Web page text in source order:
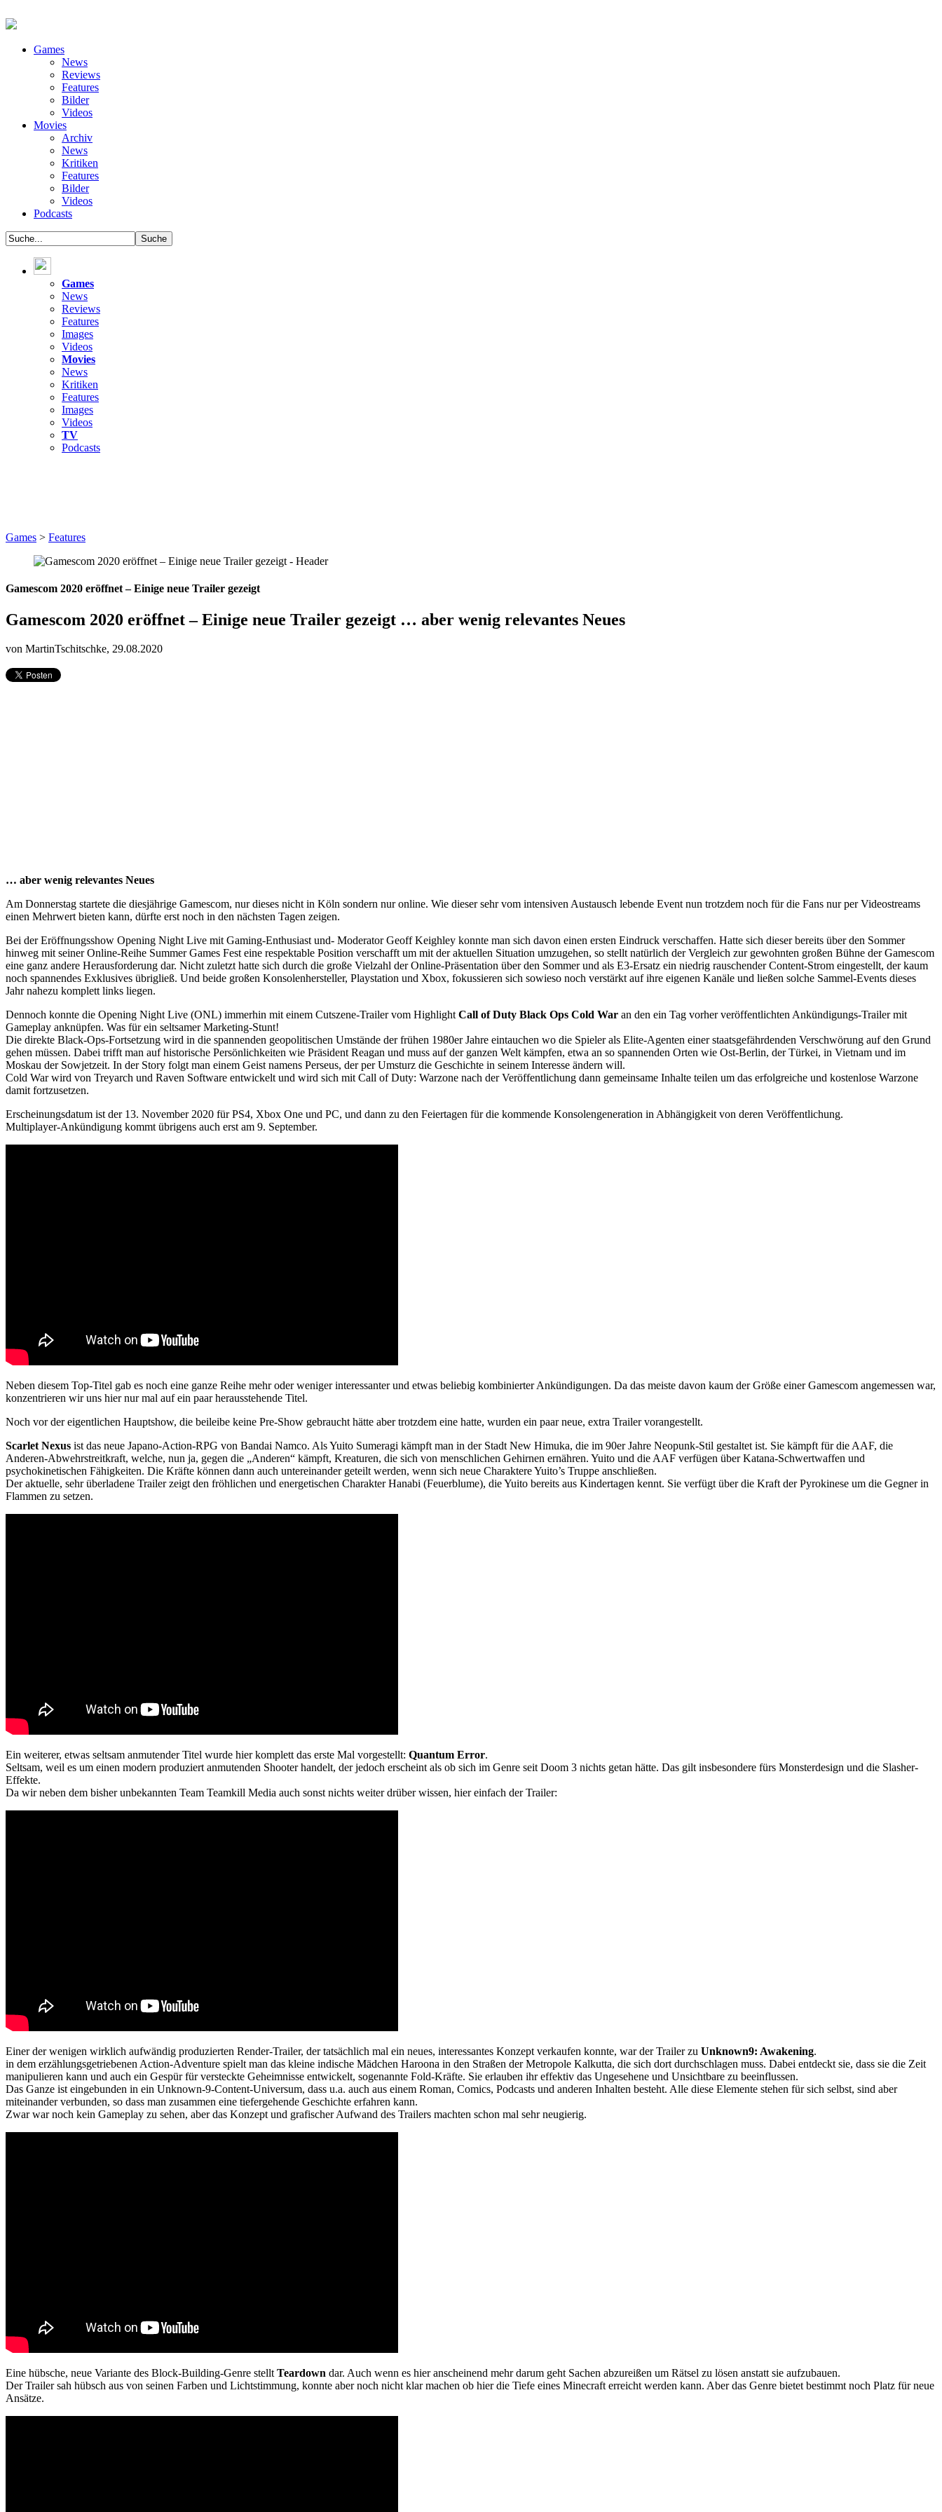
Games
News
Reviews
Features
Bilder
Videos
Movies
Archiv
News
Kritiken
Features
Bilder
Videos
Podcasts
Games
News
Reviews
Features
Images
Videos
Movies
News
Kritiken
Features
Images
Videos
TV
Podcasts
Games > Features
Gamescom 2020 eröffnet – Einige neue Trailer gezeigt
Gamescom 2020 eröffnet – Einige neue Trailer gezeigt … aber wenig relevantes Neues
von MartinTschitschke, 29.08.2020
… aber wenig relevantes Neues
Am Donnerstag startete die diesjährige Gamescom, nur dieses nicht in Köln sondern nur online. Wie dieser sehr vom intensiven Austausch lebende Event nun trotzdem noch für die Fans nur per Videostreams
einen Mehrwert bieten kann, dürfte erst noch in den nächsten Tagen zeigen.
Bei der Eröffnungsshow Opening Night Live mit Gaming-Enthusiast und- Moderator Geoff Keighley konnte man sich davon einen ersten Eindruck verschaffen. Hatte sich dieser bereits über den Sommer
hinweg mit seiner Online-Reihe Summer Games Fest eine respektable Position verschafft um mit der aktuellen Situation umzugehen, so stellt natürlich der Vergleich zur gewohnten großen Bühne der Gamescom
eine ganz andere Herausforderung dar. Nicht zuletzt hatte sich durch die große Vielzahl der Online-Präsentation über den Sommer und als E3-Ersatz ein niedrig rauschender Content-Strom eingestellt, der kaum
noch spannendes Exklusives übrigließ. Und beide großen Konsolenhersteller, Playstation und Xbox, fokussieren sich sowieso noch verstärkt auf ihre eigenen Kanäle und ließen solche Sammel-Events dieses
Jahr nahezu komplett links liegen.
Dennoch konnte die Opening Night Live (ONL) immerhin mit einem Cutszene-Trailer vom HighlightCall of Duty Black Ops Cold War an den ein Tag vorher veröffentlichten Ankündigungs-Trailer mit
Gameplay anknüpfen. Was für ein seltsamer Marketing-Stunt!
Die direkte Black-Ops-Fortsetzung wird in die spannenden geopolitischen Umstände der frühen 1980er Jahre eintauchen wo die Spieler als Elite-Agenten einer staatsgefährdenden Verschwörung auf den Grund
gehen müssen. Dabei trifft man auf historische Persönlichkeiten wie Präsident Reagan und muss auf der ganzen Welt kämpfen, etwa an so spannenden Orten wie Ost-Berlin, der Türkei, in Vietnam und im
Moskau der Sowjetzeit. In der Story folgt man einem Geist namens Perseus, der per Umsturz die Geschichte in seinem Interesse ändern will.
Cold War wird von Treyarch und Raven Software entwickelt und wird sich mit Call of Duty: Warzone nach der Veröffentlichung dann gemeinsame Inhalte teilen um das erfolgreiche und kostenlose Warzone
damit fortzusetzen.
Erscheinungsdatum ist der 13. November 2020 für PS4, Xbox One und PC, und dann zu den Feiertagen für die kommende Konsolengeneration in Abhängigkeit von deren Veröffentlichung.
Multiplayer-Ankündigung kommt übrigens auch erst am 9. September.
Neben diesem Top-Titel gab es noch eine ganze Reihe mehr oder weniger interessanter und etwas beliebig kombinierter Ankündigungen. Da das meiste davon kaum der Größe einer Gamescom angemessen war,
konzentrieren wir uns hier nur mal auf ein paar herausstehende Titel.
Noch vor der eigentlichen Hauptshow, die beileibe keine Pre-Show gebraucht hätte aber trotzdem eine hatte, wurden ein paar neue, extra Trailer vorangestellt.
Scarlet Nexus ist das neue Japano-Action-RPG von Bandai Namco. Als Yuito Sumeragi kämpft man in der Stadt New Himuka, die im 90er Jahre Neopunk-Stil gestaltet ist. Sie kämpft für die AAF, die
Anderen-Abwehrstreitkraft, welche, nun ja, gegen die „Anderen“ kämpft, Kreaturen, die sich von menschlichen Gehirnen ernähren. Yuito und die AAF verfügen über Katana-Schwertwaffen und
psychokinetischen Fähigkeiten. Die Kräfte können dann auch untereinander geteilt werden, wenn sich neue Charaktere Yuito’s Truppe anschließen.
Der aktuelle, sehr überladene Trailer zeigt den fröhlichen und energetischen Charakter Hanabi (Feuerblume), die Yuito bereits aus Kindertagen kennt. Sie verfügt über die Kraft der Pyrokinese um die Gegner in
Flammen zu setzen.
Ein weiterer, etwas seltsam anmutender Titel wurde hier komplett das erste Mal vorgestellt: Quantum Error.
Seltsam, weil es um einen modern produziert anmutenden Shooter handelt, der jedoch erscheint als ob sich im Genre seit Doom 3 nichts getan hätte. Das gilt insbesondere fürs Monsterdesign und die Slasher-
Effekte.
Da wir neben dem bisher unbekannten Team Teamkill Media auch sonst nichts weiter drüber wissen, hier einfach der Trailer:
Einer der wenigen wirklich aufwändig produzierten Render-Trailer, der tatsächlich mal ein neues, interessantes Konzept verkaufen konnte, war der Trailer zu Unknown9: Awakening.
in dem erzählungsgetriebenen Action-Adventure spielt man das kleine indische Mädchen Haroona in den Straßen der Metropole Kalkutta, die sich dort durchschlagen muss. Dabei entdeckt sie, dass sie die Zeit
manipulieren kann und auch ein Gespür für versteckte Geheimnisse entwickelt, sogenannte Fold-Kräfte. Sie erlauben ihr effektiv das Ungesehene und Unsichtbare zu beeinflussen.
Das Ganze ist eingebunden in ein Unknown-9-Content-Universum, dass u.a. auch aus einem Roman, Comics, Podcasts und anderen Inhalten besteht. Alle diese Elemente stehen für sich selbst, sind aber
miteinander verbunden, so dass man zusammen eine tiefergehende Geschichte erfahren kann.
Zwar war noch kein Gameplay zu sehen, aber das Konzept und grafischer Aufwand des Trailers machten schon mal sehr neugierig.
Eine hübsche, neue Variante des Block-Building-Genre stelltTeardown dar. Auch wenn es hier anscheinend mehr darum geht Sachen abzureißen um Rätsel zu lösen anstatt sie aufzubauen.
Der Trailer sah hübsch aus von seinen Farben und Lichtstimmung, konnte aber noch nicht klar machen ob hier die Tiefe eines Minecraft erreicht werden kann. Aber das Genre bietet bestimmt noch Platz für neue
Ansätze.